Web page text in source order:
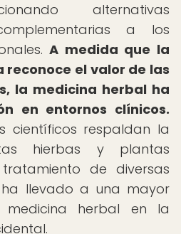
alternativas
a los
A medida que la
el valor de las
la medicina herbal ha
en entornos clínicos.
científicos respaldan la
hierbas y plantas
de diversas
llevado a una mayor
herbal en la